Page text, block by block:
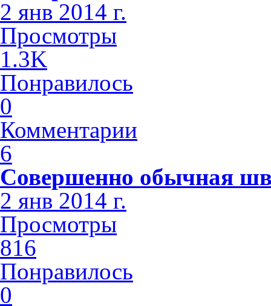
2 янв 2014 г.
Просмотры
1.3K
Понравилось
0
Комментарии
6
Совершенно обычная
2 янв 2014 г.
Просмотры
816
Понравилось
0